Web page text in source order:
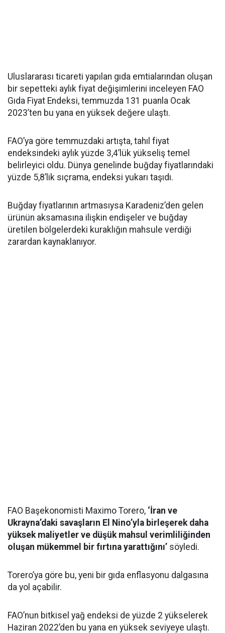
Uluslararası ticareti yapılan gıda emtialarından oluşan
bir sepetteki aylık fiyat değişimlerini inceleyen FAO
Gıda Fiyat Endeksi, temmuzda 131 puanla Ocak
2023’ten bu yana en yüksek değere ulaştı.
FAO’ya göre temmuzdaki artışta, tahıl fiyat
endeksindeki aylık yüzde 3,4’lük yükseliş temel
belirleyici oldu. Dünya genelinde buğday fiyatlarındaki
yüzde 5,8’lik sıçrama, endeksi yukarı taşıdı.
Buğday fiyatlarının artmasıysa Karadeniz’den gelen
ürünün aksamasına ilişkin endişeler ve buğday
üretilen bölgelerdeki kuraklığın mahsule verdiği
zarardan kaynaklanıyor.
FAO Başekonomisti Maximo Torero, ‘İran ve
Ukrayna’daki savaşların El Nino’yla birleşerek daha
yüksek maliyetler ve düşük mahsul verimliliğinden
oluşan mükemmel bir fırtına yarattığını’ söyledi.
Torero’ya göre bu, yeni bir gıda enflasyonu dalgasına
da yol açabilir.
FAO’nun bitkisel yağ endeksi de yüzde 2 yükselerek
Haziran 2022’den bu yana en yüksek seviyeye ulaştı.